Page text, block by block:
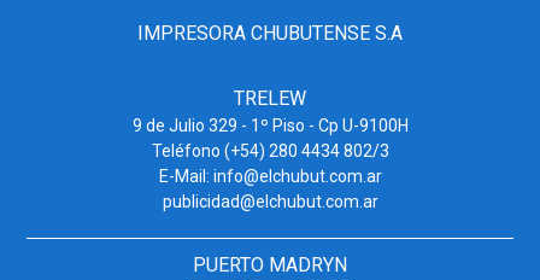
IMPRESORA CHUBUTENSE S.A
TRELEW
9 de Julio 329 - 1º Piso - Cp U-9100H
Teléfono (+54) 280 4434 802/3
E-Mail: info@elchubut.com.ar
publicidad@elchubut.com.ar
PUERTO MADRYN